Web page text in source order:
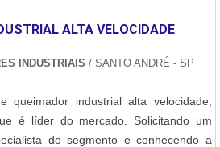
ALTA VELOCIDADE
INDUSTRIAIS / SANTO ANDRÉ - SP
industrial alta velocidade,
é líder do mercado. Solicitando um
do segmento e conhecendo a